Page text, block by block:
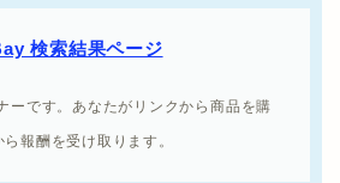
検索結果ページ
です。あなたがリンクから商品を購
報酬を受け取ります。